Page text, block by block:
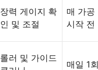
장력 게이지 확
인 및 조절
매 가공
시작 전
롤러 및 가이드
매일 1회